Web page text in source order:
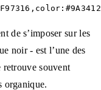
de s’imposer sur les
noir - est l’une des
retrouve souvent
organique.